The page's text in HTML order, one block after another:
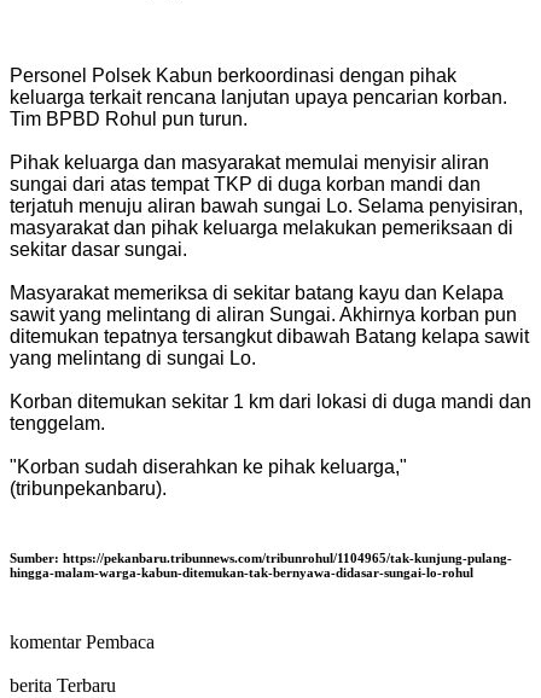
Personel Polsek Kabun berkoordinasi dengan pihak
keluarga terkait rencana lanjutan upaya pencarian korban.
Tim BPBD Rohul pun turun.
Pihak keluarga dan masyarakat memulai menyisir aliran
sungai dari atas tempat TKP di duga korban mandi dan
terjatuh menuju aliran bawah sungai Lo. Selama penyisiran,
masyarakat dan pihak keluarga melakukan pemeriksaan di
sekitar dasar sungai.
Masyarakat memeriksa di sekitar batang kayu dan Kelapa
sawit yang melintang di aliran Sungai. Akhirnya korban pun
ditemukan tepatnya tersangkut dibawah Batang kelapa sawit
yang melintang di sungai Lo.
Korban ditemukan sekitar 1 km dari lokasi di duga mandi dan
tenggelam.
"Korban sudah diserahkan ke pihak keluarga,"
(tribunpekanbaru).
Sumber: https://pekanbaru.tribunnews.com/tribunrohul/1104965/tak-kunjung-pulang-
hingga-malam-warga-kabun-ditemukan-tak-bernyawa-didasar-sungai-lo-rohul
komentar Pembaca
berita Terbaru